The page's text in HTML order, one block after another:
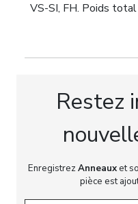
VS-SI, FH. Poids
Restez
EnregistrezAnneauxet
pièce est